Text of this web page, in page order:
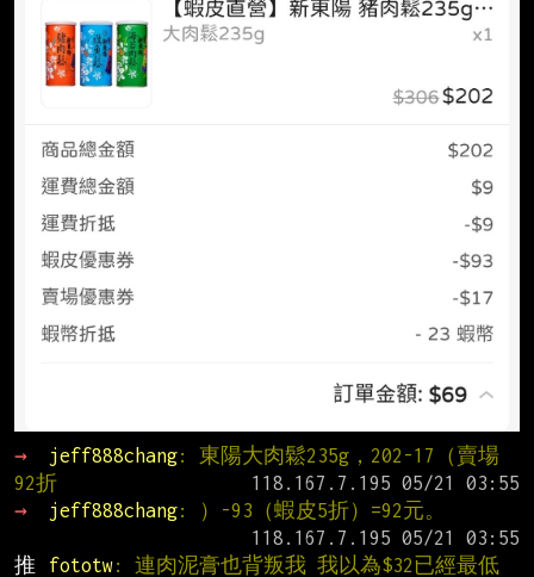
→ jeff888chang: 東陽大肉鬆235g，202-17（賣場
92折
→
jeff888chang: ）-93（蝦皮5折）=92元。
推
fototw: 連肉泥膏也背叛我 我以為$32已經最低